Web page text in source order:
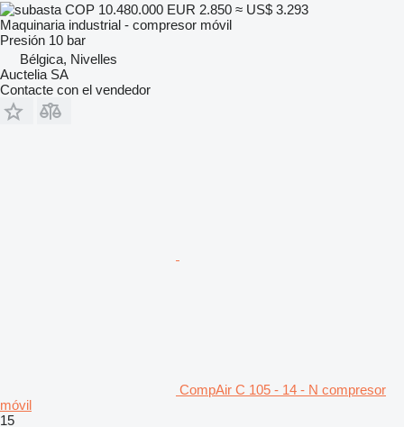
COP 10.480.000 EUR 2.850 ≈ US$ 3.293
Maquinaria industrial - compresor móvil
Presión 10 bar
Bélgica, Nivelles
Auctelia SA
Contacte con el vendedor
CompAir C 105 - 14 - N compresor
móvil
15